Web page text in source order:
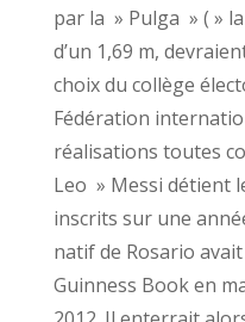
par la » Pulga » ( »
d’un 1,69 m,
choix du collège
Fédération
réalisations toutes
Leo » Messi détient
inscrits sur une
natif de Rosario
Guinness Book en